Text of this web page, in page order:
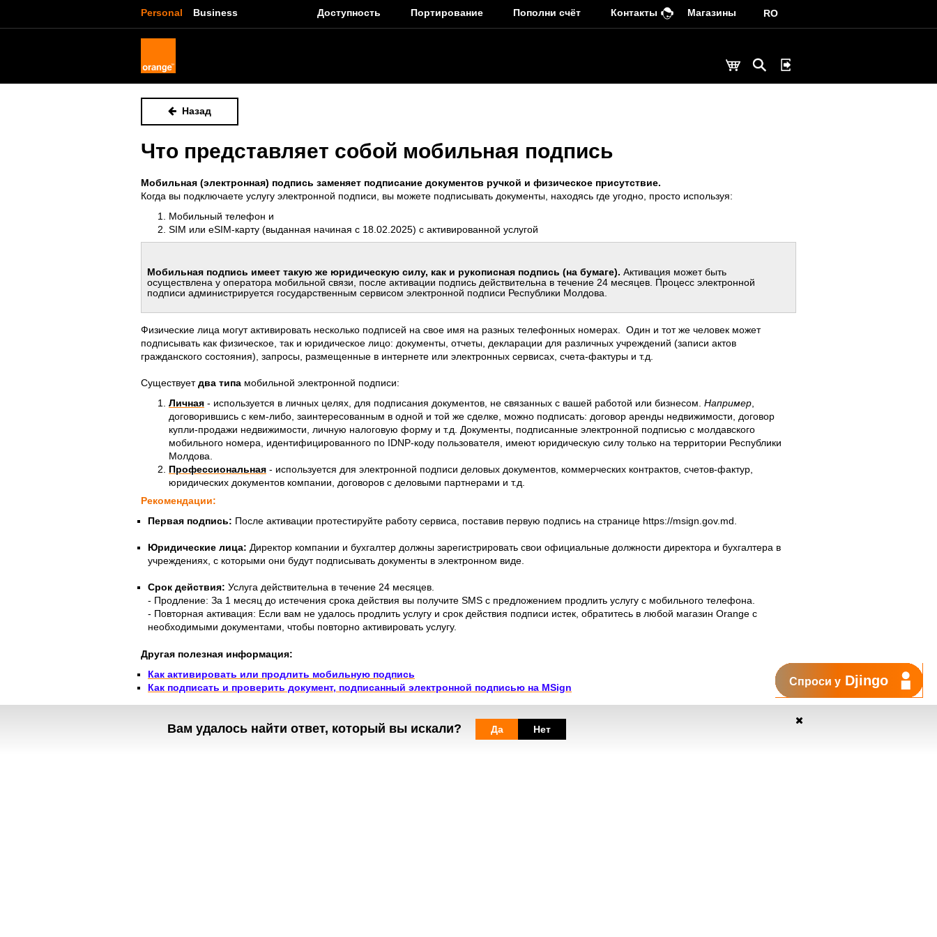
Personal Business Доступность Портирование Пополни счёт Контакты Магазины RO
Назад
Что представляет собой мобильная подпись
Мобильная (электронная) подпись заменяет подписание документов ручкой и физическое присутствие.
Когда вы подключаете услугу электронной подписи, вы можете подписывать документы, находясь где угодно, просто используя:
Мобильный телефон и
SIM или eSIM-карту (выданная начиная с 18.02.2025) с активированной услугой
Мобильная подпись имеет такую же юридическую силу, как и рукописная подпись (на бумаге). Активация может быть
осуществлена у оператора мобильной связи, после активации подпись действительна в течение 24 месяцев. Процесс электронной
подписи администрируется государственным сервисом электронной подписи Республики Молдова.
Физические лица могут активировать несколько подписей на свое имя на разных телефонных номерах. Один и тот же человек может
подписывать как физическое, так и юридическое лицо: документы, отчеты, декларации для различных учреждений (записи актов
гражданского состояния), запросы, размещенные в интернете или электронных сервисах, счета-фактуры и т.д.
Существуетдва типа мобильной электронной подписи:
Личная - используется в личных целях, для подписания документов, не связанных с вашей работой или бизнесом. Например
договорившись с кем-либо, заинтересованным в одной и той же сделке, можно подписать: договор аренды недвижимости, договор
купли-продажи недвижимости, личную налоговую форму и т.д. Документы, подписанные электронной подписью с молдавского
мобильного номера, идентифицированного по IDNP-коду пользователя, имеют юридическую силу только на территории Республики
Молдова.
Профессиональная - используется для электронной подписи деловых документов, коммерческих контрактов, счетов-фактур,
юридических документов компании, договоров с деловыми партнерами и т.д.
Рекомендации:
Первая подпись: После активации протестируйте работу сервиса, поставив первую подпись на странице https://msign.gov.md.
Юридические лица: Директор компании и бухгалтер должны зарегистрировать свои официальные должности директора и бухгалтера в
учреждениях, с которыми они будут подписывать документы в электронном виде.
Срок действия: Услуга действительна в течение 24 месяцев.
- Продление: За 1 месяц до истечения срока действия вы получите SMS с предложением продлить услугу с мобильного телефона.
- Повторная активация: Если вам не удалось продлить услугу и срок действия подписи истек, обратитесь в любой магазин Orange с
необходимыми документами, чтобы повторно активировать услугу.
Другая полезная информация:
Как активировать или продлить мобильную подпись
Как подписать и проверить документ, подписанный электронной подписью на MSign
Можете найти ответы на другие вопросы разделе orange помощь абонемент Мобильная подпись
Вам удалось найти ответ, который вы искали? Да Нет
Спроси у Djingo